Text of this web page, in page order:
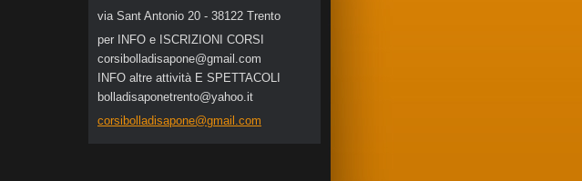
via Sant Antonio 20 - 38122 Trento
per INFO e ISCRIZIONI CORSI
corsibol ladisapone@gmail .com
INFO altre attività E SPETTACOLI
bolladisaponetrento@yahoo.it
corsibolladisapone@gmail.com